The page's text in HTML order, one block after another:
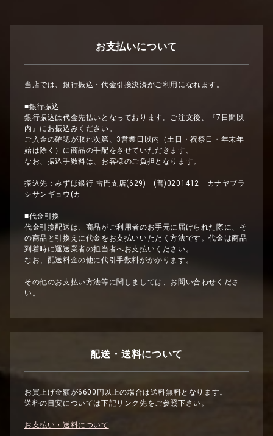
お支払いについて
当店では、銀行振込・代金引換決済がご利用になれます。
■銀行振込
銀行振込は代金先払いとなっております。ご注文後、『7日間以
内』にお振込みください。
ご入金の確認が取れ次第、3営業日以内（土日・祝祭日・年末年
始は除く）に商品の手配をさせていただきます。
なお、振込手数料は、お客様のご負担となります。
振込先：みずほ銀行 雷門支店(629) (普)0201412 カナヤブラ
シサンギョウ(カ
■代金引換
代金引換配送は、商品がご利用者のお手元に届けられた際に、そ
の商品と引換えに代金をお支払いいただく方法です。代金は商品
到着時に運送業者の担当者へお支払いください。
なお、配送料金の他に代引手数料がかかります。
その他のお支払い方法等に関しましては、お問い合わせくださ
い。
配送・送料について
お買上げ金額が6600円以上の場合は送料無料となります。
送料の目安については下記リンク先をご参照下さい。
お支払い・送料について